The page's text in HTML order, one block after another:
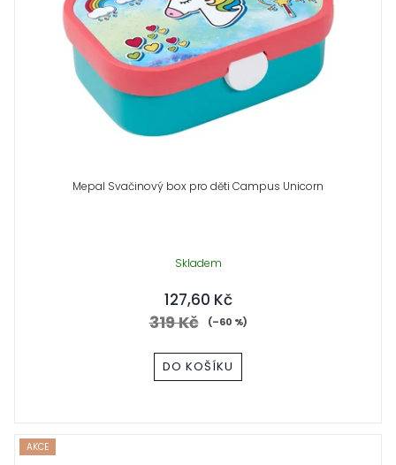
Mepal Svačinový box pro děti Campus Unicorn
Skladem
127,60 Kč
319 Kč (–60 %)
DO KOŠÍKU
AKCE